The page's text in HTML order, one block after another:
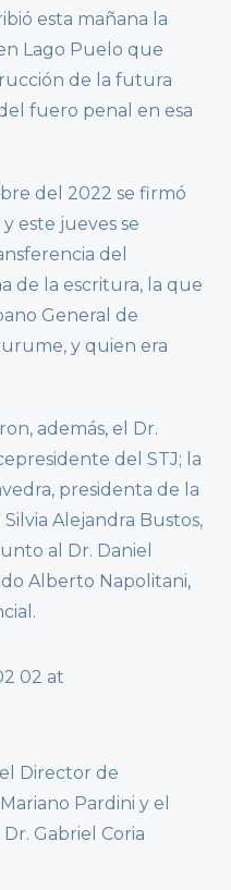
esta mañana la
Lago Puelo que
de la futura
fuero penal en esa
del 2022 se firmó
este jueves se
del
de la escritura, la que
General de
y quien era
además, el Dr.
del STJ; la
presidenta de la
Alejandra Bustos,
al Dr. Daniel
Alberto Napolitani,
Director de
Pardini y el
Gabriel Coria